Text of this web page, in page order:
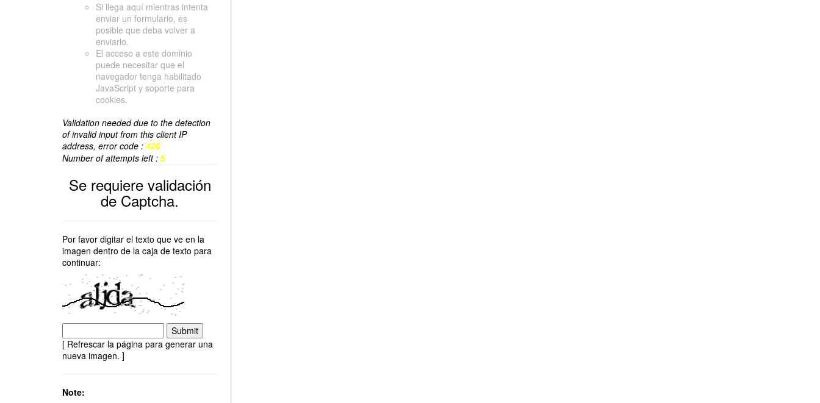
Si llega aquí mientras intenta
enviar un formulario, es
posible que deba volver a
enviarlo.
El acceso a este dominio
puede necesitar que el
navegador tenga habilitado
JavaScript y soporte para
cookies.
Validation needed due to the detection
of invalid input from this client IP
address, error code : 426
Number of attempts left : 5
Se requiere validación
de Captcha.
Por favor digitar el texto que ve en la
imagen dentro de la caja de texto para
continuar:
[ Refrescar la página para generar una
nueva imagen. ]
Note: